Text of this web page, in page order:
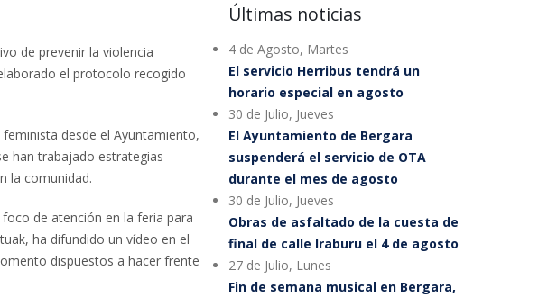
de prevenir la violencia
el protocolo recogido
desde el Ayuntamiento,
han trabajado estrategias
la comunidad.
de atención en la feria para
ha difundido un vídeo en el
dispuestos a hacer frente
Últimas noticias
4 de Agosto, Martes
El servicio Herribus tendrá un
horario especial en agosto
30 de Julio, Jueves
El Ayuntamiento de Bergara
suspenderá el servicio de OTA
durante el mes de agosto
30 de Julio, Jueves
Obras de asfaltado de la cuesta de
final de calle Iraburu el 4 de agosto
27 de Julio, Lunes
Fin de semana musical en Bergara,